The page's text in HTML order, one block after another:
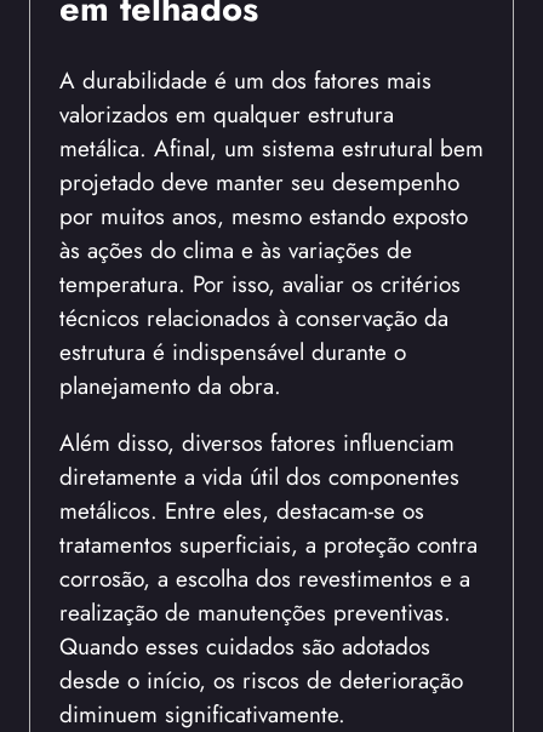
A durabilidade é um dos fatores mais
valorizados em qualquer estrutura
metálica. Afinal, um sistema estrutural bem
projetado deve manter seu desempenho
por muitos anos, mesmo estando exposto
às ações do clima e às variações de
temperatura. Por isso, avaliar os critérios
técnicos relacionados à conservação da
estrutura é indispensável durante o
planejamento da obra.
Além disso, diversos fatores influenciam
diretamente a vida útil dos componentes
metálicos. Entre eles, destacam-se os
tratamentos superficiais, a proteção contra
corrosão, a escolha dos revestimentos e a
realização de manutenções preventivas.
Quando esses cuidados são adotados
desde o início, os riscos de deterioração
diminuem significativamente.